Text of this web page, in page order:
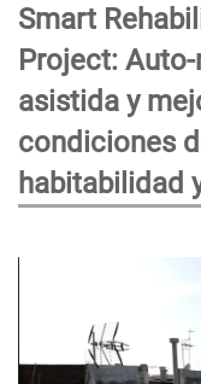
Smart
Project:
asistida y
condiciones
habitabilidad